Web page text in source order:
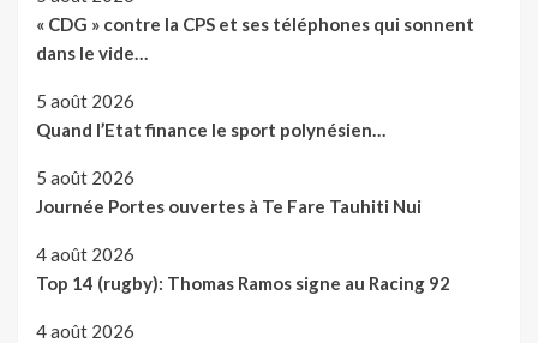
« CDG » contre la CPS et ses téléphones qui sonnent
dans le vide…
5 août 2026
Quand l’Etat finance le sport polynésien…
5 août 2026
Journée Portes ouvertes à Te Fare Tauhiti Nui
4 août 2026
Top 14 (rugby): Thomas Ramos signe au Racing 92
4 août 2026